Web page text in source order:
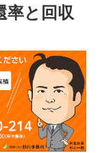
率と回収